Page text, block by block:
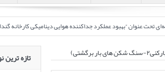
تحت عنوان “بهبود عملکرد جداکننده هوایی دینامیکی
تازه ترین